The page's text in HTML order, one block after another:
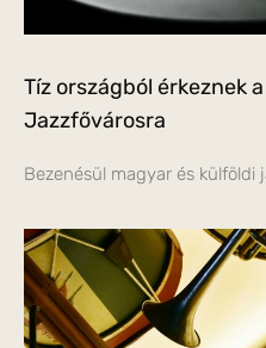
Tíz országból érkeznek
Jazzfővárosra
Bezenésül magyar és külföldi